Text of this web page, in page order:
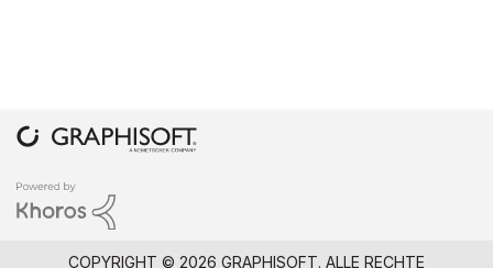
COPYRIGHT © 2026 GRAPHISOFT. ALLE RECHTE